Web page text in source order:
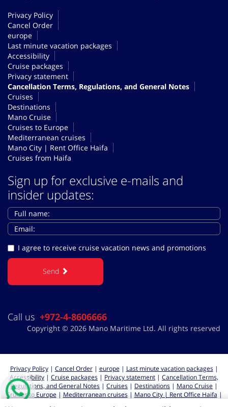
Privacy Policy
Cancel Order
europe
Last minute vacation packages
Accessibility
Cruise packages
Privacy statement
Cancellation Terms, Regulations, and General Notes
Cruises
Destinations
Mano Cruise
Cruises to Europe
Mediterranean cruises
Mano City | Rent Office Haifa
Cruises from Haifa
Sign up for exclusive e-mails and
insider updates:
I agree to receive cruise vacation news and promotions
Send
Call us +972-4-8606666
Copyright © 2026 Mano Maritime Ltd. All rights reserved
Privacy Policy | Cancel Order | europe | Last minute vacation packages |
Accessibility | Cruise packages | Privacy statement | Cancellation Terms,
Regulations, and General Notes | Cruises | Destinations | Mano Cruise |
Cruises to Europe | Mediterranean cruises | Mano City | Rent Office Haifa |